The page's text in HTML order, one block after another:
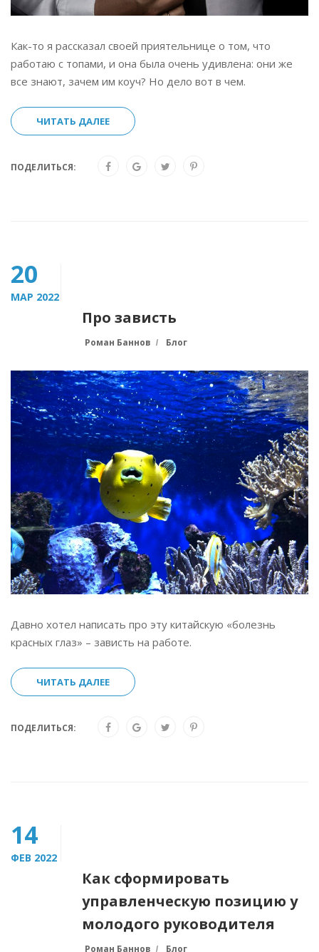
Как-то я рассказал своей приятельнице о том, что
работаю с топами, и она была очень удивлена: они же
все знают, зачем им коуч? Но дело вот в чем.
ЧИТАТЬ ДАЛЕЕ
ПОДЕЛИТЬСЯ:
20
МАР 2022
Про зависть
Роман Баннов Блог
Давно хотел написать про эту китайскую «болезнь
красных глаз» – зависть на работе.
ЧИТАТЬ ДАЛЕЕ
ПОДЕЛИТЬСЯ:
14
ФЕВ 2022
Как сформировать
управленческую позицию у
молодого руководителя
Роман Баннов Блог